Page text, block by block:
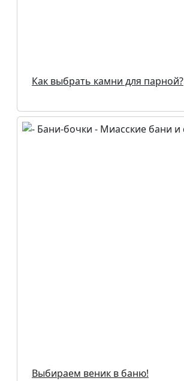
Как выбрать камни для парной?
Выбираем веник в баню!